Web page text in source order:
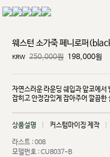
웨스턴 소가죽 페니로퍼
KRW 250,000원 198,000원
자연스러운 라운딩 쉐입과 앞코에서
잡히고안정감있게 잡아주어 깔끔한
상품설명 커스텀마이징 제작
라스트 : 008
모델번호 : CU8037-B